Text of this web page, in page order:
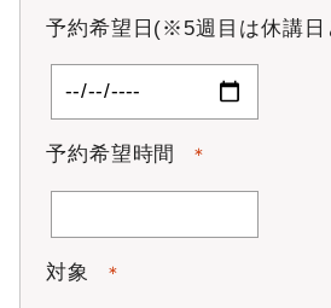
医師から運動を禁止されていない方
反社会勢力ではない方。
当社が審査を行い、適正と認めた方
第5条 会員証（メンバーサイト登録）
会員は本スタジオ利用にあたり、レ
証を提出しなければなりません。
会員証は記名された本人のみが使用
予約希望日(※5週目は休講日
予約希望時間 ＊
対象 ＊